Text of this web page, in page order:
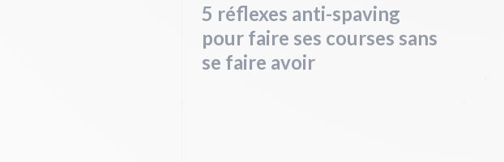
5 réflexes anti-spaving
pour faire ses courses sans
se faire avoir